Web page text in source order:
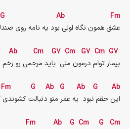
G Ab
Fm
عشق همون نگاه اولی بود یه نامه روی
Ab Cm G7 Cm G7 Cm G7
بیمار توام درمون منی  باید مرحمی رو
Fm G Ab G Ab G
Ab
این حقم نبود  یه عمر منو دنبالت کشوندی
Fm Ab G Cm G
Cm